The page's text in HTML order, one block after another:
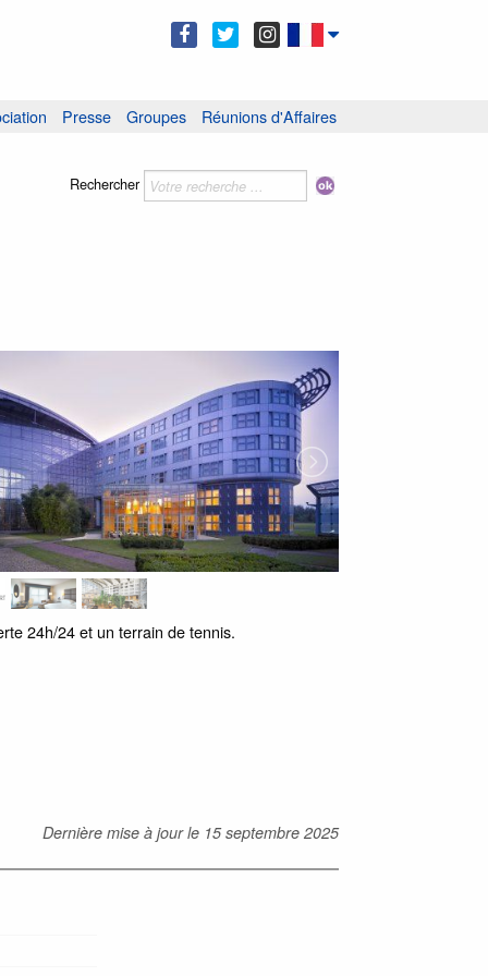
Réunions d'Affaires
Groupes
Presse
Rechercher
24h/24 et un terrain de tennis.
Dernière mise à jour le 15 septembre 2025